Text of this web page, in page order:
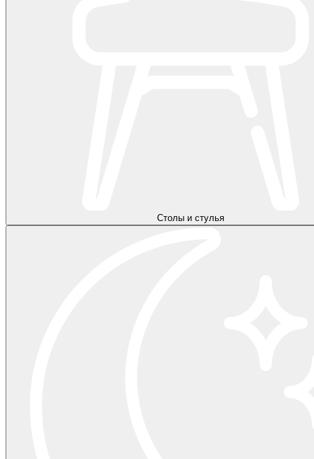
Столы и стулья